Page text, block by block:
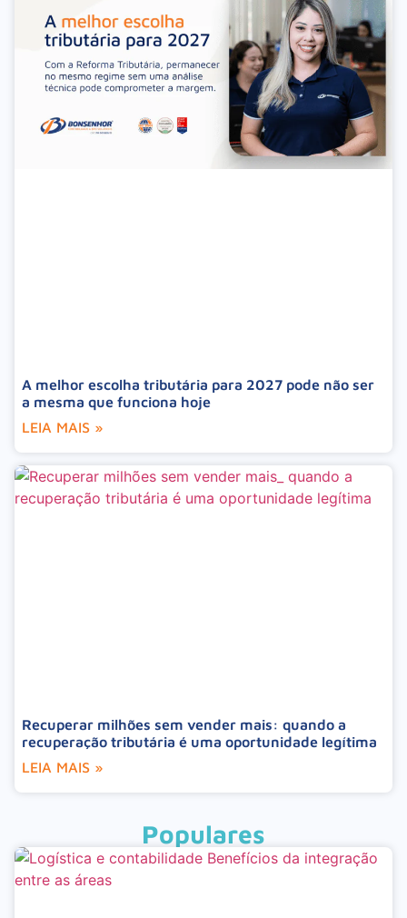
A melhor escolha tributária para 2027 pode não ser
a mesma que funciona hoje
LEIA MAIS »
Recuperar milhões sem vender mais: quando a
recuperação tributária é uma oportunidade legítima
LEIA MAIS »
Populares